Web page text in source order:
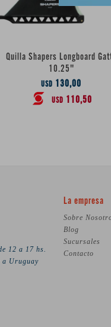
Quilla Shapers Longboard
10.25"
USD 130,00
USD 110,50
12 a 17 hs.
a Uruguay
La empresa
Sobre
Blog
Sucursales
Contacto